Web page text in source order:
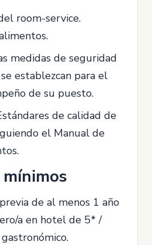
room-service.
medidas de seguridad
establezcan para el
de su puesto.
de calidad de
el Manual de
de al menos 1 año
a en hotel de 5* /